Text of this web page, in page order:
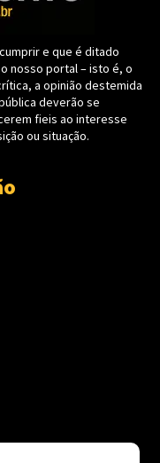
e que é ditado
nosso portal – isto é, o
a opinião destemida
deverão se
fieis ao interesse
ou situação.